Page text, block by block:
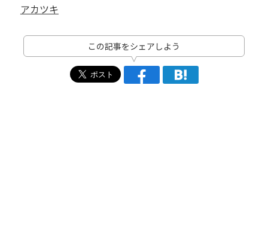
アカツキ
この記事をシェアしよう